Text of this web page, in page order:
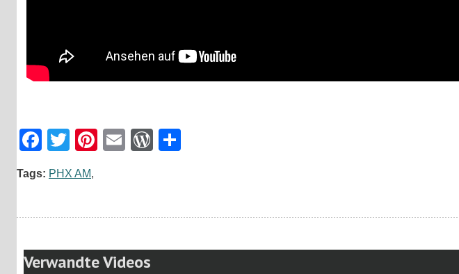
Facebook
Twitter
Pinterest
EmailWordPress
Tags: PHX AM,
Verwandte Videos